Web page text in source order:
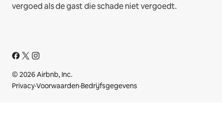
vergoed als de gast die schade niet vergoedt.
© 2026 Airbnb, Inc.
Privacy·Voorwaarden·Bedrijfsgegevens